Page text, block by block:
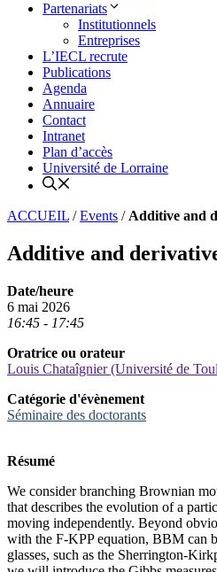
Partenariats
Institutionnels
Entreprises
L’IECL recrute
Publications
Agenda
Annuaire
Contact
Intranet
Plan d’accès
Université de Lorraine
ACCUEIL /Events / Additive and
Additive and
Date/heure
6 mai 2026
16:45 - 17:45
Oratrice ou orateur
Louis Chataîgnier (Université de
Catégorie d'évènement
Séminaire des doctorants
Résumé
We consider branching Brownian
that describes the evolution of a
moving independently. Beyond
with the F-KPP equation, BBM can
glasses, such as the Sherrington-